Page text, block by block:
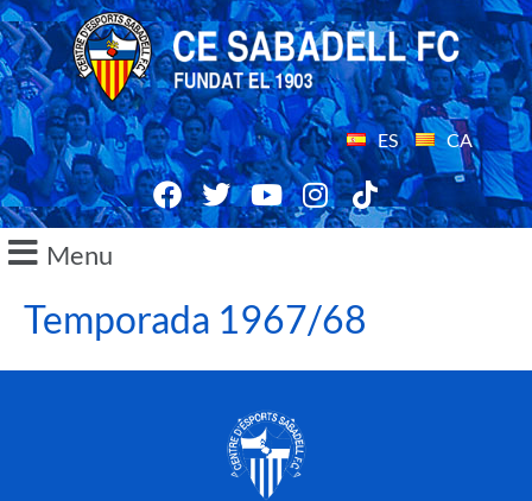
ES CA
Menu
Temporada 1967/68